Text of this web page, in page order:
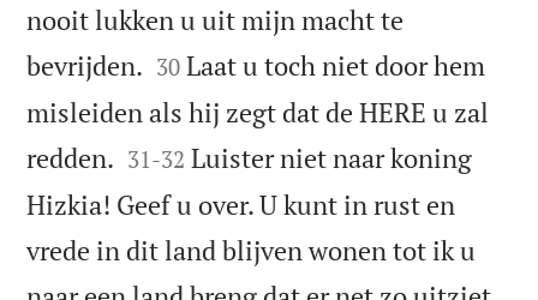
nooit lukken u uit mijn macht te
bevrijden. 

30 Laat u toch niet door hem
misleiden als hij zegt dat de HERE u zal
redden. 

31-32 Luister niet naar koning
Hizkia! Geef u over. U kunt in rust en
vrede in dit land blijven wonen tot ik u